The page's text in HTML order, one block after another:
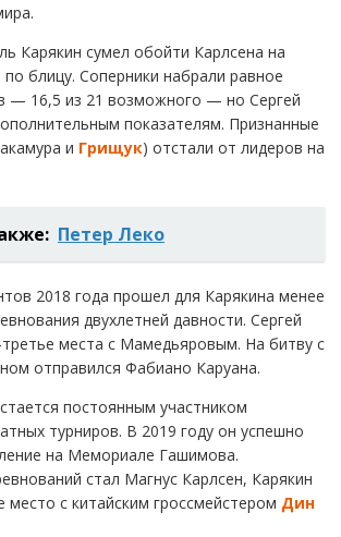
Карякин сумел обойти Карлсена на
блицу. Соперники набрали равное
— 16,5 из 21 возможного — но Сергей
показателям. Признанные
и Грищук) отстали от лидеров на
Петер Леко
2018 года прошел для Карякина менее
двухлетней давности. Сергей
места с Мамедьяровым. На битву с
отправился Фабиано Каруана.
постоянным участником
турниров. В 2019 году он успешно
на Мемориале Гашимова.
стал Магнус Карлсен, Карякин
место с китайским гроссмейстером Дин